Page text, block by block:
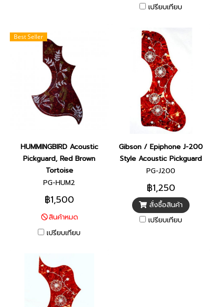
เปรียบเทียบ
Best Seller
HUMMINGBIRD Acoustic
Pickguard, Red Brown
Tortoise
PG-HUM2
฿1,500
สินค้าหมด
เปรียบเทียบ
Gibson / Epiphone J-200
Style Acoustic Pickguard
PG-J200
฿1,250
สั่งซื้อสินค้า
เปรียบเทียบ